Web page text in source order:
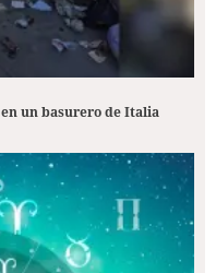
un basurero de Italia